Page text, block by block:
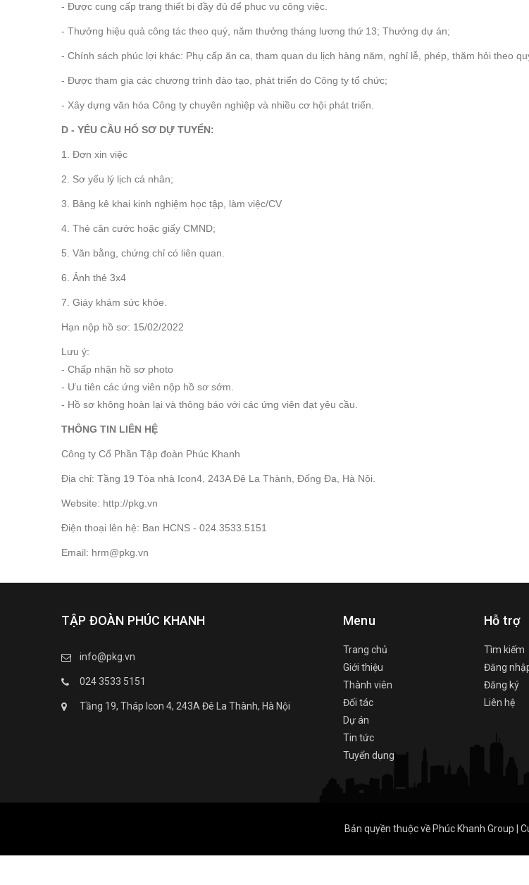
- Được cung cấp trang thiết bị đầy đủ để phục vụ công việc.
- Thưởng hiệu quả công tác theo quý, năm thưởng tháng lương thứ 13; Thưởng dự án;
- Chính sách phúc lợi khác: Phụ cấp ăn ca, tham quan du lịch hàng năm, nghỉ lễ, phép, thăm hỏi theo
- Được tham gia các chương trình đào tạo, phát triển do Công ty tổ chức;
- Xây dựng văn hóa Công ty chuyên nghiệp và nhiều cơ hội phát triển.
D - YÊU CẦU HỐ SƠ DỰ TUYỂN:
1. Đơn xin việc
2. Sơ yếu lý lịch cá nhân;
3. Bảng kê khai kinh nghiệm học tập, làm việc/CV
4. Thẻ căn cước hoặc giấy CMND;
5. Văn bằng, chứng chỉ có liên quan.
6. Ảnh thẻ 3x4
7. Giáy khám sức khỏe.
Hạn nộp hồ sơ: 15/02/2022
Lưu ý:
- Chấp nhận hồ sơ photo
- Ưu tiên các ứng viên nộp hồ sơ sớm.
- Hồ sơ không hoàn lại và thông báo với các ứng viên đạt yêu cầu.
THÔNG TIN LIÊN HỆ
Công ty Cổ Phần Tập đoàn Phúc Khanh
Địa chỉ: Tầng 19 Tòa nhà Icon4, 243A Đê La Thành, Đống Đa, Hà Nội.
Website: http://pkg.vn
Điện thoại lên hệ: Ban HCNS - 024.3533.5151
Email: hrm@pkg.vn
TẬP ĐOÀN PHÚC KHANH
info@pkg.vn
024 3533 5151
Tầng 19, Tháp Icon 4, 243A Đê La Thành, Hà Nội
Menu
Trang chủ
Giới thiệu
Thành viên
Đối tác
Dự án
Tin tức
Tuyển dụng
Hỗ trợ
Tìm kiếm
Đăng
Đăng ký
Liên hệ
Bản quyền thuộc về Phúc Khanh Group